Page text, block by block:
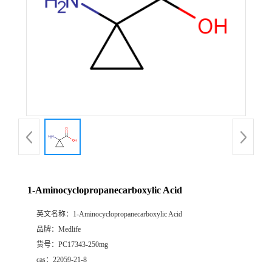
1-Aminocyclopropanecarboxylic Acid
英文名称： 1-Aminocyclopropanecarboxylic Acid
品牌： Medlife
货号： PC17343-250mg
cas： 22059-21-8